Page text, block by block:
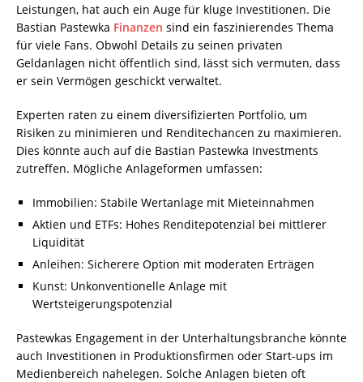
Leistungen, hat auch ein Auge für kluge Investitionen. Die
Bastian Pastewka Finanzen sind ein faszinierendes Thema
für viele Fans. Obwohl Details zu seinen privaten
Geldanlagen nicht öffentlich sind, lässt sich vermuten, dass
er sein Vermögen geschickt verwaltet.
Experten raten zu einem diversifizierten Portfolio, um
Risiken zu minimieren und Renditechancen zu maximieren.
Dies könnte auch auf die Bastian Pastewka Investments
zutreffen. Mögliche Anlageformen umfassen:
Immobilien: Stabile Wertanlage mit Mieteinnahmen
Aktien und ETFs: Hohes Renditepotenzial bei mittlerer
Liquidität
Anleihen: Sicherere Option mit moderaten Erträgen
Kunst: Unkonventionelle Anlage mit
Wertsteigerungspotenzial
Pastewkas Engagement in der Unterhaltungsbranche könnte
auch Investitionen in Produktionsfirmen oder Start-ups im
Medienbereich nahelegen. Solche Anlagen bieten oft